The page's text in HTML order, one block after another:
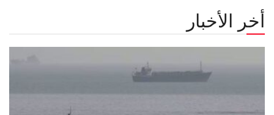
أخر الأخبار